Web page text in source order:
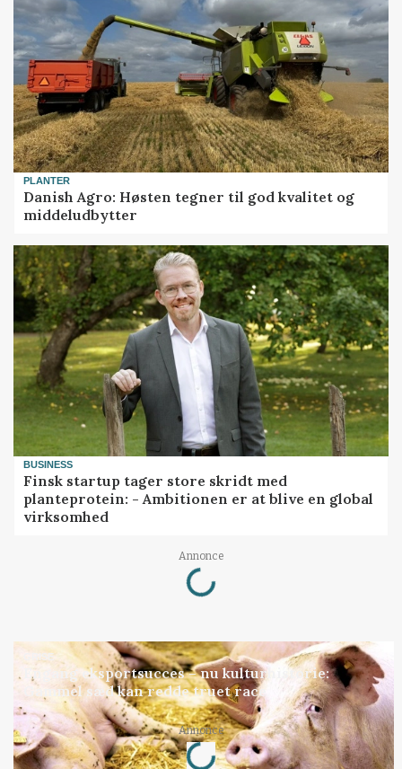
PLANTER
Danish Agro: Høsten tegner til god kvalitet og
middeludbytter
BUSINESS
Finsk startup tager store skridt med
planteprotein: - Ambitionen er at blive en global
virksomhed
Annonce
Loading...
GRISE
Engang eksportsucces – nu kulturhistorie:
Gammel sæd kan redde truet race
Annonce
Loading...